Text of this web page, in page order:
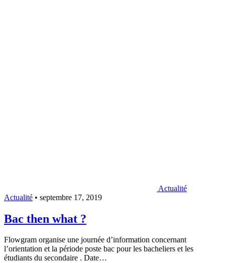
Actualité
Actualité • septembre 17, 2019
Bac then what ?
Flowgram organise une journée d’information concernant
l’orientation et la période poste bac pour les bacheliers et les
étudiants du secondaire . Date…